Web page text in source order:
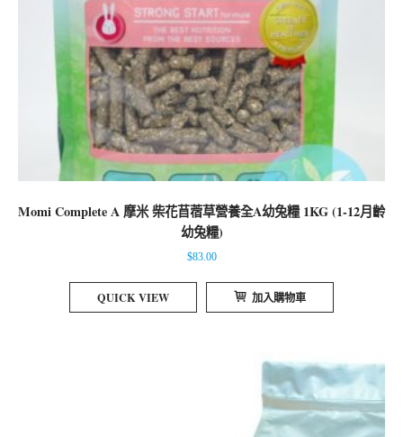
Momi Complete A 摩米 柴花苜蓿草營養全A幼兔糧 1KG (1-12月齡
幼兔糧)
$83.00
QUICK VIEW 加入購物車